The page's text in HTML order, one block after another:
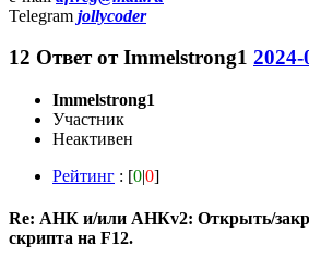
Telegram jollycoder
12 Ответ отImmelstrong1 2024-
Immelstrong1
Участник
Неактивен
Рейтинг : [0|0]
Re: АНК и/или АНКv2: Открыть/
скрипта на F12.